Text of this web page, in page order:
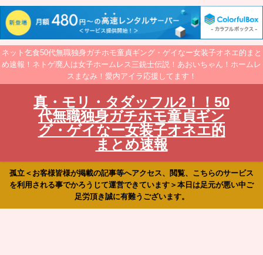
ネット乞食50代無職独身ガチホモ童貞ギング・ゲイなー女装子オネエ的まと
め速報！ネトゲ廃人は女子ホームレス三銃士伝説！あおいちゃん！ホームレ
スまなみ！愛内アイラ応援してます！
真・モリ・タダッフル2！！50
代無職独身ガチホモ童貞ギン
グ・ゲイなー女装子オネエ的
まとめ速報
孤立＜お客様皆様が掲載の記事等へアクセス、閲覧、こちらのサービス
を利用される事でかろうじて運営できています＞本日は足元が悪い中ご
足労頂き誠に有難うございます。